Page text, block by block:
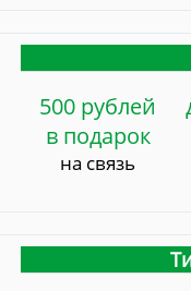
500 рублей
в подарок
на связь